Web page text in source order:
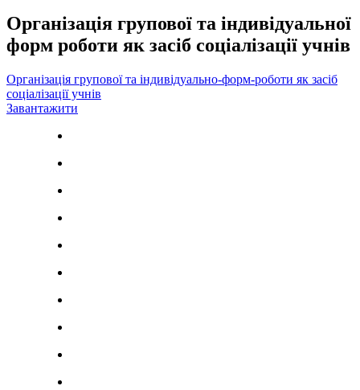
Організація групової та індивідуальної
форм роботи як засіб соціалізації учнів
Організація групової та індивідуально-форм-роботи як засіб
соціалізації учнів
Завантажити